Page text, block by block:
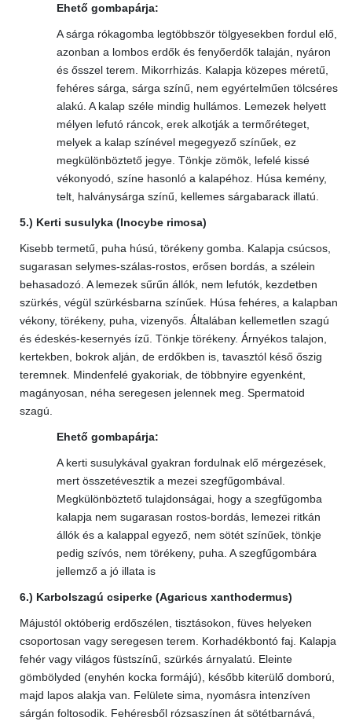
Ehető gombapárja:
A sárga rókagomba legtöbbször tölgyesekben fordul elő,
azonban a lombos erdők és fenyőerdők talaján, nyáron
és ősszel terem. Mikorrhizás. Kalapja közepes méretű,
fehéres sárga, sárga színű, nem egyértelműen tölcséres
alakú. A kalap széle mindig hullámos. Lemezek helyett
mélyen lefutó ráncok, erek alkotják a termőréteget,
melyek a kalap színével megegyező színűek, ez
megkülönböztető jegye. Tönkje zömök, lefelé kissé
vékonyodó, színe hasonló a kalapéhoz. Húsa kemény,
telt, halványsárga színű, kellemes sárgabarack illatú.
5.) Kerti susulyka (Inocybe rimosa)
Kisebb termetű, puha húsú, törékeny gomba. Kalapja csúcsos,
sugarasan selymes-szálas-rostos, erősen bordás, a szélein
behasadozó. A lemezek sűrűn állók, nem lefutók, kezdetben
szürkés, végül szürkésbarna színűek. Húsa fehéres, a kalapban
vékony, törékeny, puha, vizenyős. Általában kellemetlen szagú
és édeskés-kesernyés ízű. Tönkje törékeny. Árnyékos talajon,
kertekben, bokrok alján, de erdőkben is, tavasztól késő őszig
teremnek. Mindenfelé gyakoriak, de többnyire egyenként,
magányosan, néha seregesen jelennek meg. Spermatoid
szagú.
Ehető gombapárja:
A kerti susulykával gyakran fordulnak elő mérgezések,
mert összetévesztik a mezei szegfűgombával.
Megkülönböztető tulajdonságai, hogy a szegfűgomba
kalapja nem sugarasan rostos-bordás, lemezei ritkán
állók és a kalappal egyező, nem sötét színűek, tönkje
pedig szívós, nem törékeny, puha. A szegfűgombára
jellemző a jó illata is
6.) Karbolszagú csiperke (Agaricus xanthodermus)
Májustól októberig erdőszélen, tisztásokon, füves helyeken
csoportosan vagy seregesen terem. Korhadékbontó faj. Kalapja
fehér vagy világos füstszínű, szürkés árnyalatú. Eleinte
gömbölyded (enyhén kocka formájú), később kiterülő domború,
majd lapos alakja van. Felülete sima, nyomásra intenzíven
sárgán foltosodik. Fehéresből rózsaszínen át sötétbarnává,